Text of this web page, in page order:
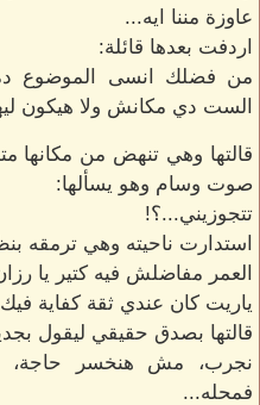
عاوزة مننا ايه...
اردفت بعدها قائلة:
من فضلك انسى الموضوع ده
الست دي مكانش ولا هيكون
قالتها وهي تنهض من مكانها
صوت وسام وهو يسألها:
تتجوزيني...؟!
استدارت ناحيته وهي ترمقه
العمر مفاضلش فيه كتير يا
ياريت كان عندي ثقة كفاية
قالتها بصدق حقيقي ليقول
نجرب، مش هنخسر
فمحله...